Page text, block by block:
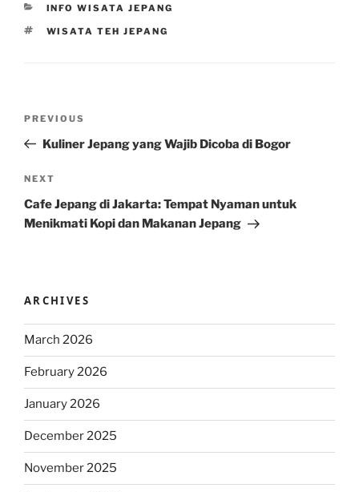
CATEGORIES
INFO WISATA JEPANG
TAGS
WISATA TEH JEPANG
Previous
Post
PREVIOUS
Kuliner Jepang yang Wajib Dicoba di Bogor
Next
Post
NEXT
Cafe Jepang di Jakarta: Tempat Nyaman untuk
Menikmati Kopi dan Makanan Jepang
ARCHIVES
March 2026
February 2026
January 2026
December 2025
November 2025